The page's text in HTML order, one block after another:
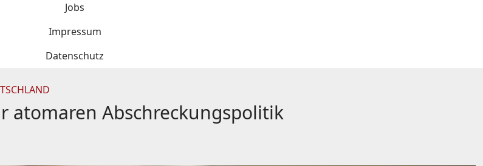
Jobs
Impressum
Datenschutz
atomaren Abschreckungspolitik